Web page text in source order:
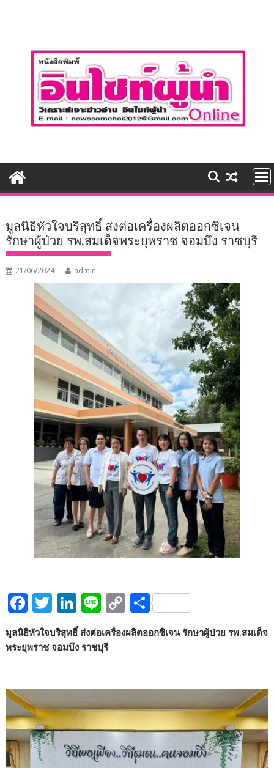
มูลนิธิหัวใจบริสุทธิ์ ส่งต่อเครื่องผลิตออกซิเจน
รักษาผู้ป่วย รพ.สมเด็จพระยุพราช จอมบึง ราชบุรี
21/06/2024 admin
F
ac
e
o
k
T
w
itt
Li
n
k
n
Li
n
e
C
o
p
n
k
S
h
ar
มูลนิธิหัวใจบริสุทธิ์ ส่งต่อเครื่องผลิตออกซิเจน รักษาผู้ป่วย รพ.สมเด็จ
พระยุพราช จอมบึง ราชบุรี